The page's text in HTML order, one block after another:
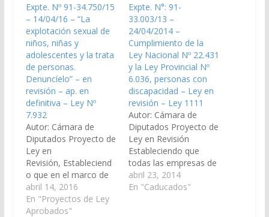
Expte. Nº 91-34.750/15
– 14/04/16 – “La
explotación sexual de
niños, niñas y
adolescentes y la trata
de personas.
Denuncíelo” – en
revisión – ap. en
definitiva – Ley Nº
7.932
Autor: Cámara de
Diputados Proyecto de
Ley en
Revisión, Estableciend
o que en el marco de
la Ley Nacional 27.046,
se establece la
obligación de exhibir
abril 14, 2016
En "Proyectos de Ley
Aprobados"
Expte. N°: 91-
33.003/13 –
24/04/2014 –
Cumplimiento de la
Ley Nacional Nº 22.431
y la Ley Provincial Nº
6.036, personas con
discapacidad – Ley en
revisión – Ley 1111
Autor: Cámara de
Diputados Proyecto de
Ley en Revisión
Estableciendo que
todas las empresas de
transporte de
pasajeros que operen
abril 23, 2014
En "Caducados"